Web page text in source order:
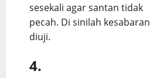
sesekali agar santan tidak
pecah. Di sinilah kesabaran
diuji.
4.